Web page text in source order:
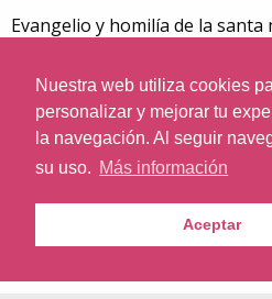
Nuestra web utiliza cookies
personalizar y mejorar tu
la navegación. Al seguir
su uso. Más información
Aceptar
Evangelio y homilía de la santa
de mayo de 2022, desde la
del Niño Jesús, en Barcelona.
Predica el sacerdote:
Día litúrgico: Sábado de la
El evangelio de hoy
© 2026Nazaret.TV·Condiciones